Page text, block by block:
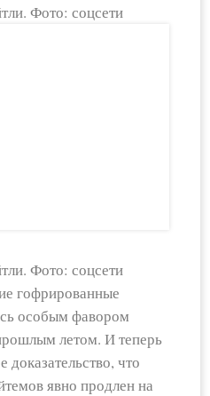
Фото: соцсети
Фото: соцсети
гофрированные
особым фавором
летом. И теперь
что
явно продлен на